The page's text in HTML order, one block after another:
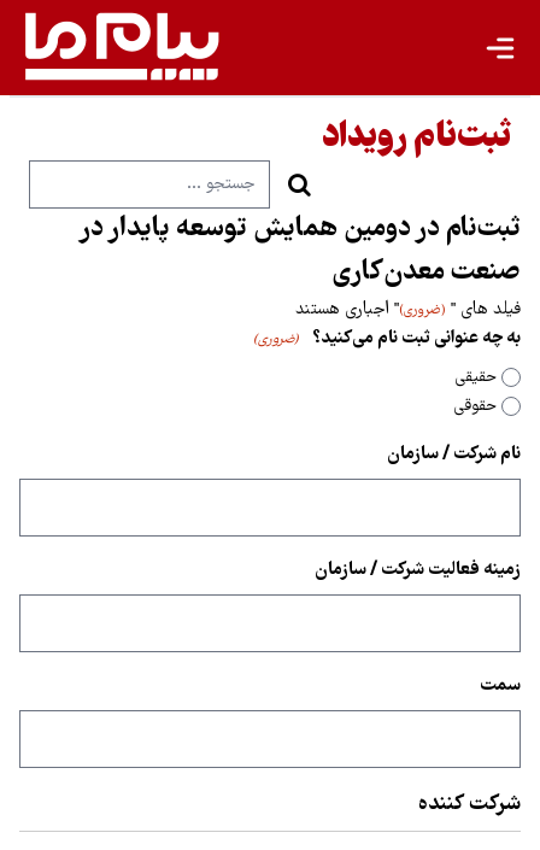
ثبت‌نام رویداد
ثبت‌نام در دومین همایش توسعه پایدار در
صنعت معدن‌کاری
فیلد های " (ضروری)" اجباری هستند
به چه عنوانی ثبت نام می‌کنید؟
(ضروری)
حقیقی
حقوقی
نام شرکت / سازمان
زمینه فعالیت شرکت / سازمان
سمت
شرکت کننده